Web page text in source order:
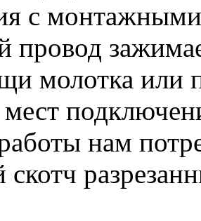
с
провод
молотка или
нам